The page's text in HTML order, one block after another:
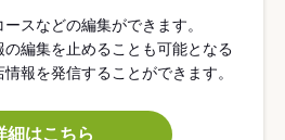
スなどの編集ができます。
編集を止めることも可能となる
報を発信することができます。
細はこちら